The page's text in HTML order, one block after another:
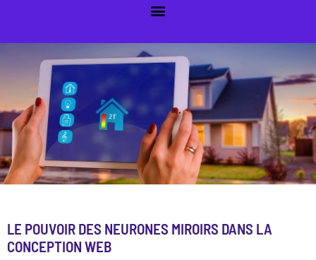
LE POUVOIR DES NEURONES MIROIRS DANS LA
CONCEPTION WEB